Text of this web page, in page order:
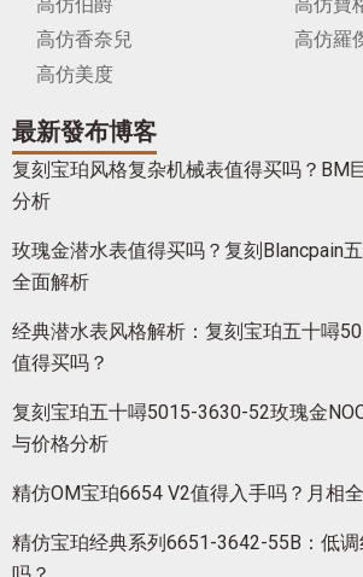
高仿香奈兒
高仿羅
高仿美度
最新發布博客
复刻宝珀风格复杂机械表值得买吗？BM
分析
玫瑰金潜水表值得买吗？复刻Blancpain
全面解析
经典潜水表风格解析：复刻宝珀五十噚
值得买吗？
复刻宝珀五十噚5015-3630-52玫瑰金
与价格分析
精仿OM宝珀6654 V2值得入手吗？月相
精仿宝珀经典系列6651-3642-55B：低